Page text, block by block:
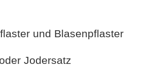
und Blasenpflaster
Jodersatz